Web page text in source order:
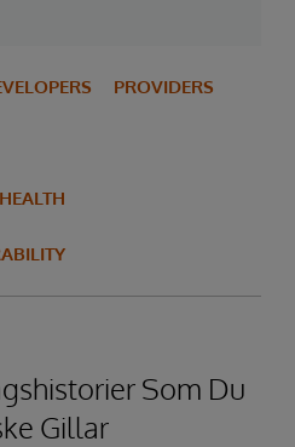
PROVIDERS
Som Du
Gillar